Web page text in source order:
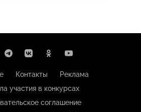
Контакты
Реклама
участия в конкурсах
соглашение